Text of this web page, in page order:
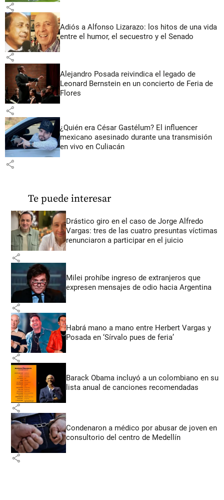
share
Adiós a Alfonso Lizarazo: los hitos de una vida
entre el humor, el secuestro y el Senado
share
Alejandro Posada reivindica el legado de
Leonard Bernstein en un concierto de Feria de
Flores
share
¿Quién era César Gastélum? El influencer
mexicano asesinado durante una transmisión
en vivo en Culiacán
share
Te puede interesar
Drástico giro en el caso de Jorge Alfredo
Vargas: tres de las cuatro presuntas víctimas
renunciaron a participar en el juicio
share
Milei prohíbe ingreso de extranjeros que
expresen mensajes de odio hacia Argentina
share
Habrá mano a mano entre Herbert Vargas y
Posada en ‘Sírvalo pues de feria’
share
Barack Obama incluyó a un colombiano en su
lista anual de canciones recomendadas
share
Condenaron a médico por abusar de joven en
consultorio del centro de Medellín
share